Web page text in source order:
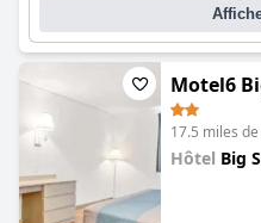
Motel6
17.5 miles
Hôtel Big